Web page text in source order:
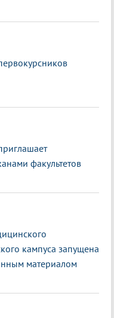
факультетов
кампуса запущена
материалом